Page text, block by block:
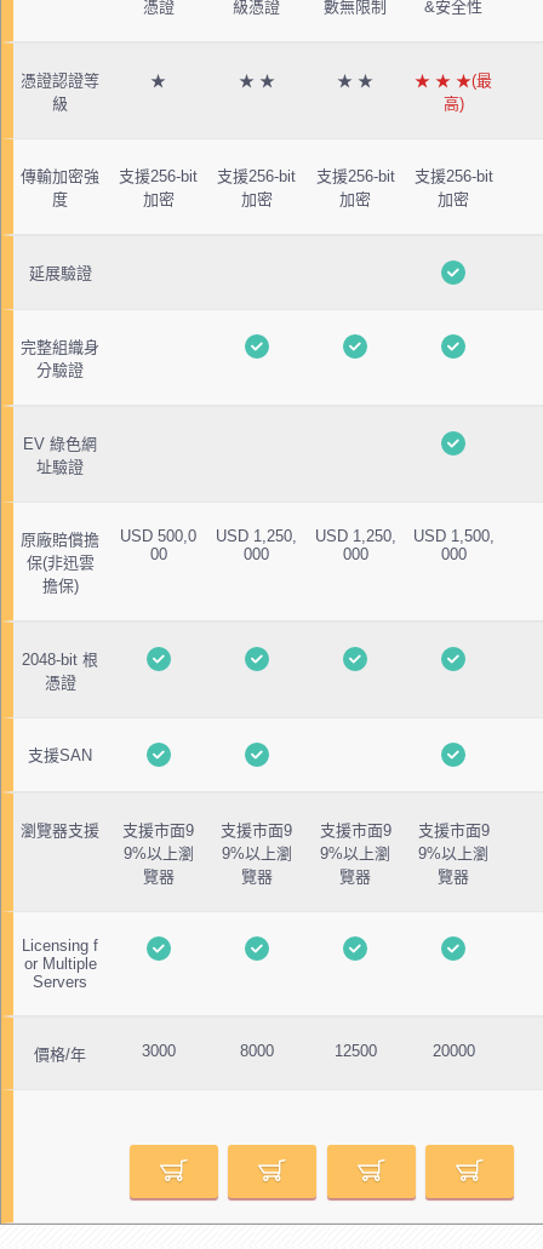
憑證
級憑證
數無限制
&安全性
憑證認證等
級
★ ★ ★ ★ ★
★ ★ ★(最
高)
傳輸加密強
度
支援256-bit
加密
支援256-bit
加密
支援256-bit
加密
支援256-bit
加密
延展驗證
完整組織身
分驗證
EV 綠色網
址驗證
原廠賠償擔
保(非迅雲
擔保)
USD 500,0
00
USD 1,250,
000
USD 1,250,
000
USD 1,500,
000
2048-bit 根
憑證
支援SAN
瀏覽器支援
支援市面9
9%以上瀏
覽器
支援市面9
9%以上瀏
覽器
支援市面9
9%以上瀏
覽器
支援市面9
9%以上瀏
覽器
Licensing f
or Multiple
Servers
價格/年 3000 8000 12500 20000